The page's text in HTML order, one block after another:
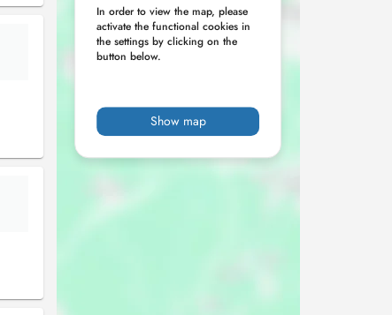
In order to view the map, please
activate the functional cookies in
the settings by clicking on the
button below.
Show map